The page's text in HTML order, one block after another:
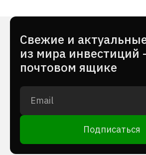
Cвежие и
из мира инвестиций
почтовом ящике
Подписаться